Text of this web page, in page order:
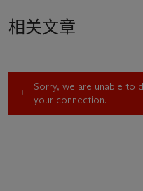
相关文章
Sorry, we are unable to
your connection.